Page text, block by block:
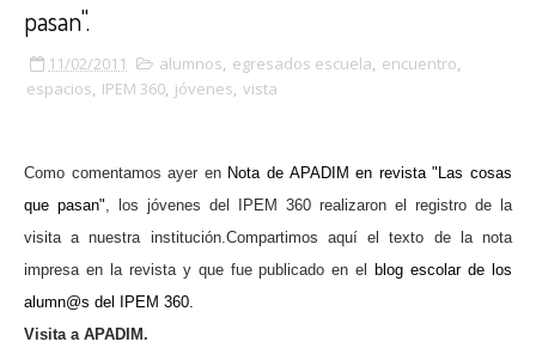
pasan".
11/02/2011 alumnos, egresados escuela, encuentro,
espacios, IPEM 360, jóvenes, vista
Como comentamos ayer en Nota de APADIM en revista "Las cosas
que pasan", los jóvenes del IPEM 360 realizaron el registro de la
visita a nuestra institución.Compartimos aquí el texto de la nota
impresa en la revista y que fue publicado en el
blog escolar de los
alumn@s del IPEM 360.
Visita a APADIM.